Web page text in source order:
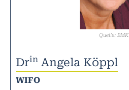
Quelle: BMK
Drin Angela Köppl
WIFO